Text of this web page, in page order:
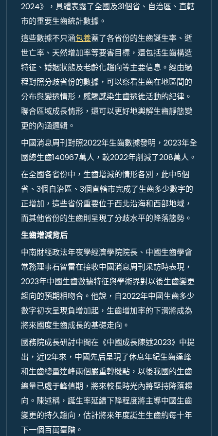
2024》，具體表露了全國及31個省、自治區、直轄
市的重要生齒統計數據。
這些數據不只涵包養蓋了各省份的生齒誕生率、逝
世亡率、天然增加率等要害目標，還包括生齒構造
特征、婚姻狀態及老齡化趨向等主要信息。經由過
程對照分歧省份的數據，可以察看生齒在地區間的
分布與變遷情形，感觸感染生齒遷徙活動的紀律。
聯合區域成長情形，還可以更好地輿解生齒靜態變
更的內涵邏輯。
中國消息周刊對照2022年生齒數據發明，2023年全
國總生齒140967萬人，較2022年削減了208萬人。
在全國各省份中，生齒增減的情形各別，此中5個
省、3個自治區、3個直轄市完成了生齒多少數字的
正增加，這些省份重要位于西北沿海和西部地域，
而其他省份的生齒則呈現了分歧水平的降落態勢。
生齒增減背后
中南財經政法年夜學經濟學院院長、中國生齒學會
常務理事石智雷在接收中國消息周刊采訪時表現，
2023年中國生齒數據特征與學術界對以後生齒變更
趨向的預期相吻合。他說，自2022年中國生齒多少
數字初次呈現負增加起，生齒增加率的下滑將成為
將來國度生齒成長的基礎走向。
國務院成長研討中間在《中國成長陳述2023》中提
出，近12年來，中國先后呈現了休息年紀生齒達峰
和生齒總量達峰兩個嚴重轉機點，以後我國的生齒
總量已處于峰值期，將來較長時光內將堅持降落趨
向。陳述稱，誕生率延續下降程度將主導中國生齒
變更的持久趨向，估計將來年度誕生生齒約每十年
下一個百萬臺階。